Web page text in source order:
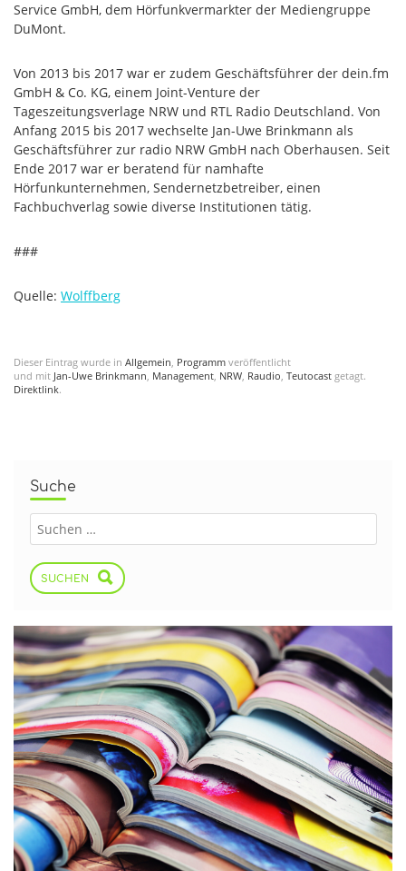
Service GmbH, dem Hörfunkvermarkter der Mediengruppe
DuMont.
Von 2013 bis 2017 war er zudem Geschäftsführer der dein.fm
GmbH & Co. KG, einem Joint-Venture der
Tageszeitungsverlage NRW und RTL Radio Deutschland. Von
Anfang 2015 bis 2017 wechselte Jan-Uwe Brinkmann als
Geschäftsführer zur radio NRW GmbH nach Oberhausen. Seit
Ende 2017 war er beratend für namhafte
Hörfunkunternehmen, Sendernetzbetreiber, einen
Fachbuchverlag sowie diverse Institutionen tätig.
###
Quelle: Wolffberg
Dieser Eintrag wurde in Allgemein, Programm veröffentlicht
und mit Jan-Uwe Brinkmann, Management, NRW, Raudio, Teutocast getagt.
Direktlink.
Suche
SUCHEN